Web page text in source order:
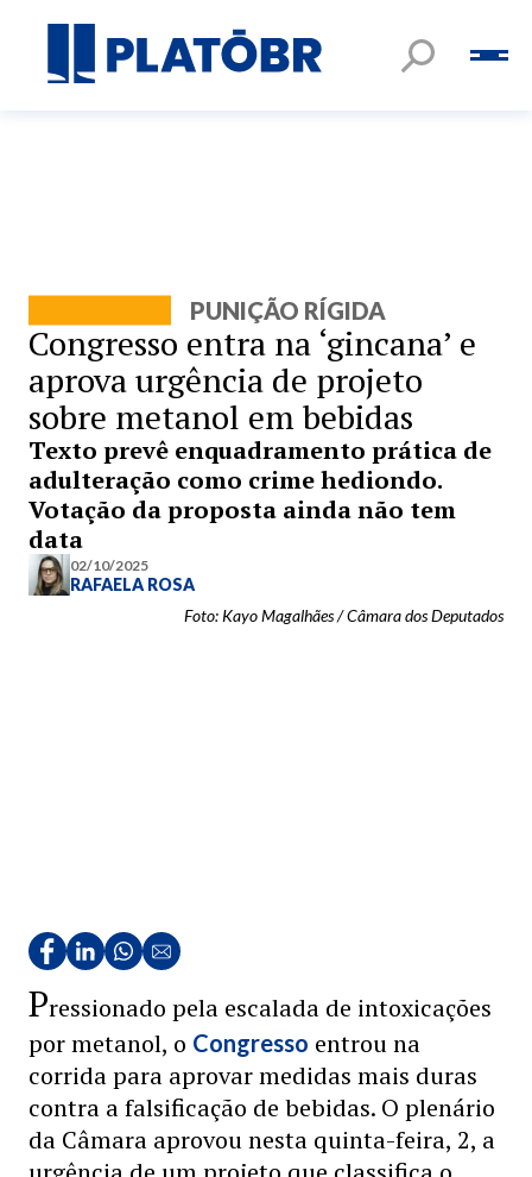
PUNIÇÃO RÍGIDA
Congresso entra na ‘gincana’ e
aprova urgência de projeto
sobre metanol em bebidas
Texto prevê enquadramento prática de
adulteração como crime hediondo.
Votação da proposta ainda não tem
data
02/10/2025
RAFAELA ROSA
Foto: Kayo Magalhães / Câmara dos Deputados
Pressionado pela escalada de intoxicações
por metanol, o Congresso entrou na
corrida para aprovar medidas mais duras
contra a falsificação de bebidas. O plenário
da Câmara aprovou nesta quinta-feira, 2, a